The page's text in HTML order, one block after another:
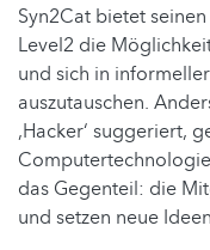
Syn2Cat bietet
Level2 die
und sich in
auszutauschen.
‚Hacker‘ suggeriert,
das Gegenteil: die
und setzen neue